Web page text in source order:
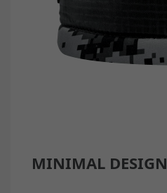
MINIMAL DESIGN